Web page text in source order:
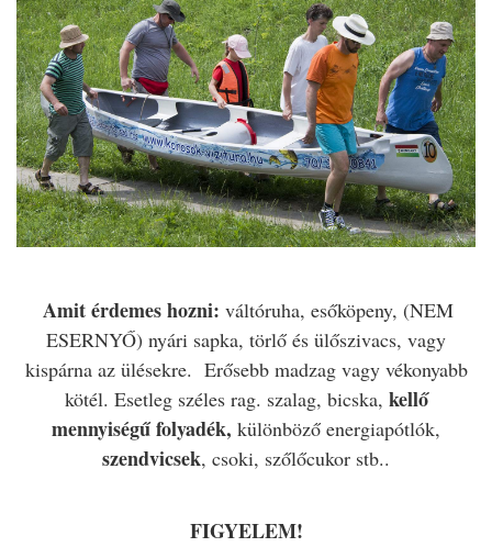
Amit érdemes hozni: váltóruha, esőköpeny, (NEM
ESERNYŐ) nyári sapka, törlő és ülőszivacs, vagy
kispárna az ülésekre. Erősebb madzag vagy vékonyabb
kötél. Esetleg széles rag. szalag, bicska, kellő
mennyiségű folyadék, különböző energiapótlók,
szendvicsek, csoki, szőlőcukor stb..
FIGYELEM!